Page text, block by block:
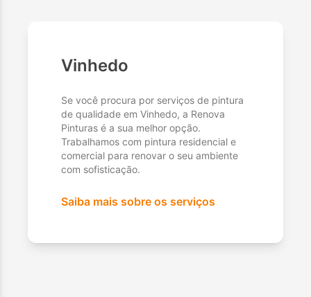
Vinhedo
Se você procura por serviços de pintura
de qualidade em Vinhedo, a Renova
Pinturas é a sua melhor opção.
Trabalhamos com pintura residencial e
comercial para renovar o seu ambiente
com sofisticação.
Saiba mais sobre os serviços